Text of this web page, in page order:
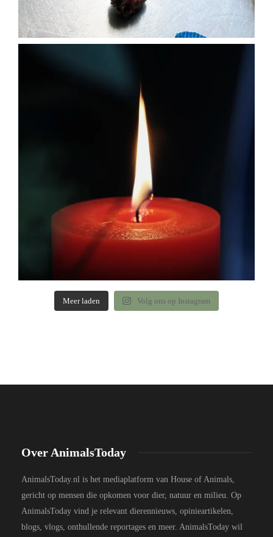
Meer laden Volg ons op Instagram
Over AnimalsToday
AnimalsToday.nl is het mediaplatform van House of Animals,
gericht op mensen die opkomen voor dier, natuur en milieu. Op
AnimalsToday vind je relevant dierennieuws, opinieartikelen,
blogs, vlogs, onthullende reportages en meer. AnimalsToday wil